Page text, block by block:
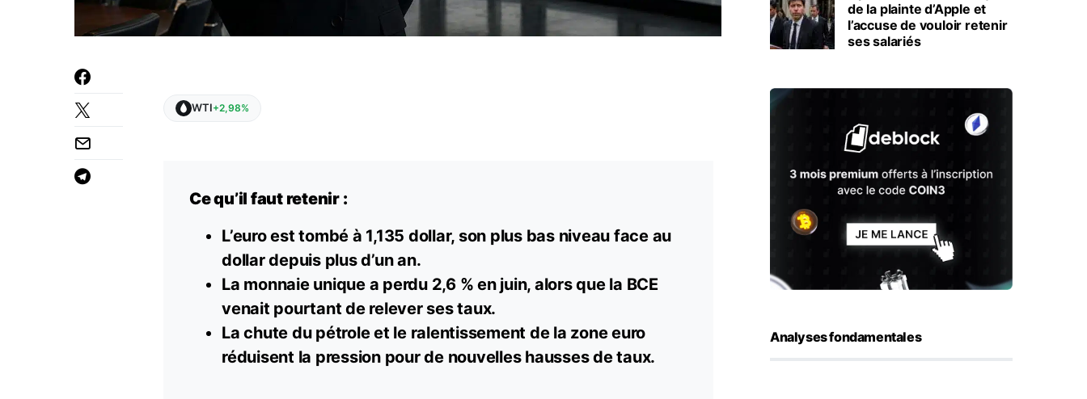
WTI+2,98%
Ce qu’il faut retenir :
L’euro est tombé à 1,135 dollar, son plus bas niveau face au
dollar depuis plus d’un an.
La monnaie unique a perdu 2,6 % en juin, alors que la BCE
venait pourtant de relever ses taux.
La chute du pétrole et le ralentissement de la zoneeuro
réduisent la pression pour de nouvelles hausses de taux.
de la plainte d’Apple et
l’accuse de vouloir retenir
ses salariés
Analyses fondamentales